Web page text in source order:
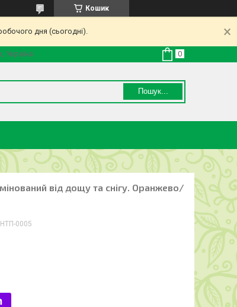
Кошик
дня (сьогодні).
Україна
Пошук...
від дощу та снігу. Оранжево/
НТП-0005